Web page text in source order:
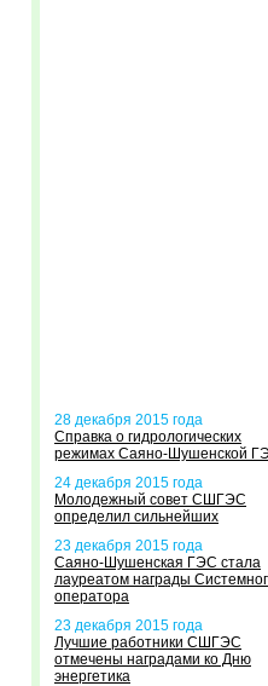
28 декабря 2015 года
Справка о гидрологических
режимах Саяно-Шушенской
24 декабря 2015 года
Молодежный совет СШГЭС
определил сильнейших
23 декабря 2015 года
Саяно-Шушенская ГЭС стала
лауреатом награды
оператора
23 декабря 2015 года
Лучшие работники СШГЭС
отмечены наградами ко Дню
энергетика